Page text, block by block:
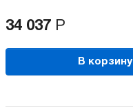
34 037 Р
В корзину